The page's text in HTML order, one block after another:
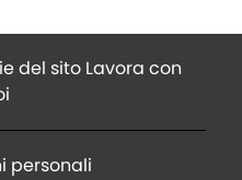
del sito Lavora con
personali